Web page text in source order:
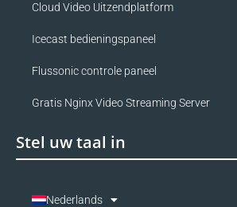
Cloud Video Uitzendplatform
Icecast bedieningspaneel
Flussonic controle paneel
Gratis Nginx Video Streaming Server
Stel uw taal in
Nederlands